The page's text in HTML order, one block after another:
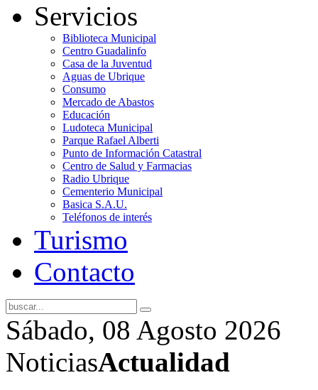
Servicios
Biblioteca Municipal
Centro Guadalinfo
Casa de la Juventud
Aguas de Ubrique
Consumo
Mercado de Abastos
Educación
Ludoteca Municipal
Parque Rafael Alberti
Punto de Información Catastral
Centro de Salud y Farmacias
Radio Ubrique
Cementerio Municipal
Basica S.A.U.
Teléfonos de interés
Turismo
Contacto
Sábado, 08 Agosto 2026
NoticiasActualidad